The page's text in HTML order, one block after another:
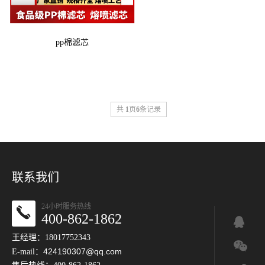
pp棉滤芯
共 1 页6条记录
联系我们
24小时服务热线
400-862-1862
王经理：18017752343
E-mail： 424190307@qq.com